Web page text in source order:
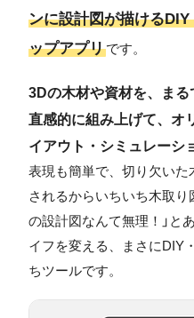
ンに設計図が描ける
ップアプリです。
3Dの木材や資材を、ま
直感的に組み上げて、オ
イアウト・シミュレーシ
表現も簡単で、切り欠い
されるからいちいち木取り
の設計図なんて無理！」と
イフを変える、まさにDIY
ちツールです。